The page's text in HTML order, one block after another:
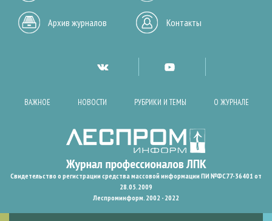
Архив журналов Контакты
ВАЖНОЕ НОВОСТИ РУБРИКИ И ТЕМЫ О ЖУРНАЛЕ
Свидетельство о регистрации средства массовой информации ПИ №ФС77-36401 от
28.05.2009
Леспроминформ. 2002 - 2022